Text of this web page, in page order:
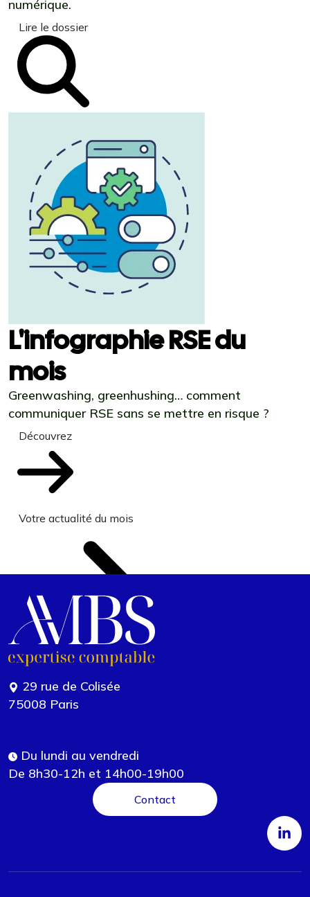
numérique.
Lire le dossier
L'infographie RSE du
mois
Greenwashing, greenhushing… comment
communiquer RSE sans se mettre en risque ?
Découvrez
Votre actualité du mois
29 rue de Colisée
75008 Paris
Du lundi au vendredi
De 8h30-12h et 14h00-19h00
Contact